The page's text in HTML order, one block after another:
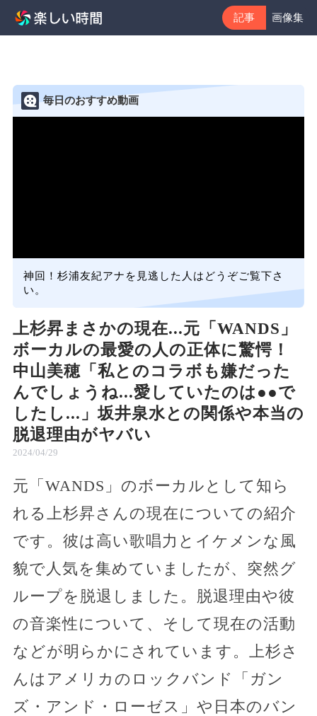
記事 画像集
毎日のおすすめ動画
神回！杉浦友紀アナを見逃した人はどうぞご覧下さ
い。
上杉昇まさかの現在...元「WANDS」
ボーカルの最愛の人の正体に驚愕！
中山美穂「私とのコラボも嫌だった
んでしょうね...愛していたのは●●で
したし...」坂井泉水との関係や本当の
脱退理由がヤバい
2024/04/29
元「WANDS」のボーカルとして知ら
れる上杉昇さんの現在についての紹介
です。彼は高い歌唱力とイケメンな風
貌で人気を集めていましたが、突然グ
ループを脱退しました。脱退理由や彼
の音楽性について、そして現在の活動
などが明らかにされています。上杉さ
んはアメリカのロックバンド「ガン
ズ・アンド・ローゼス」や日本のバン